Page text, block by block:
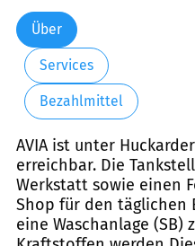
Über
Services
Bezahlmittel
AVIA ist unter
erreichbar. Die
Werkstatt sowie einen
Shop für den täglichen
eine Waschanlage (SB)